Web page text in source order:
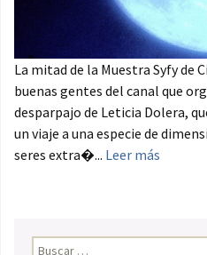
La mitad de la Muestra Syfy de
buenas gentes del canal que
desparpajo de Leticia Dolera,
un viaje a una especie de
seres extra�... Leer más
Buscar: